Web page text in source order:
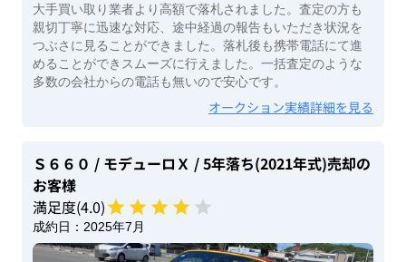
大手買い取り業者より高額で落札されました。査定の方も
親切丁寧に迅速な対応、途中経過の報告もいただき状況を
つぶさに見ることができました。落札後も携帯電話にて進
めることができスムーズに行えました。一括査定のような
多数の会社からの電話も無いので安心です。
オークション実績詳細を見る
Ｓ６６０ / モデューロＸ / 5年落ち(2021年式)売却の
お客様
満足度(4.0)
成約日： 2025年7月